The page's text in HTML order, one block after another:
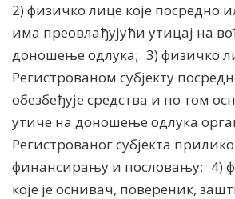
2) физичко лице које посредно
има преовлађујући утицај на
доношење одлука; 3) физичко
Регистрованом субјекту
обезбеђује средства и по том
утиче на доношење одлука
Регистрованог субјекта
финансирању и пословању; 4)
које је оснивач, повереник,